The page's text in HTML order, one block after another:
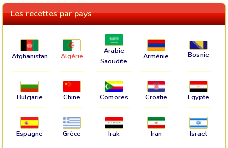
Les recettes par pays
Afghanistan Algérie
Arabie
Saoudite
Arménie Bosnie
Bulgarie Chine Comores Croatie Egypte
Espagne Grèce Irak Iran Israel